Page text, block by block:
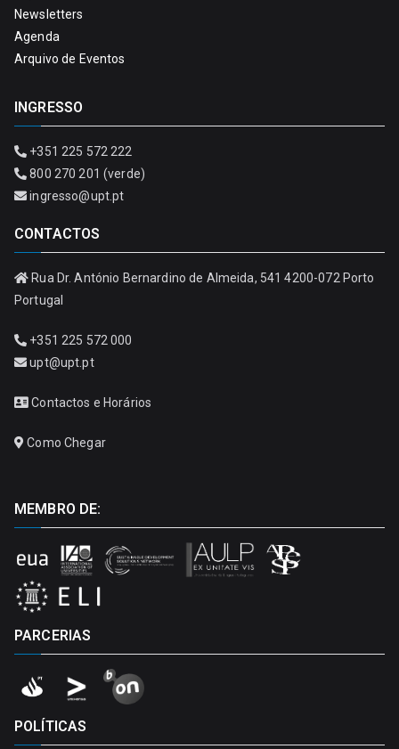
Newsletters
Agenda
Arquivo de Eventos
INGRESSO
+351 225 572 222
800 270 201 (verde)
ingresso@upt.pt
CONTACTOS
Rua Dr. António Bernardino de Almeida, 541 4200-072 Porto
Portugal
+351 225 572 000
upt@upt.pt
Contactos e Horários
Como Chegar
MEMBRO DE:
PARCERIAS
POLÍTICAS